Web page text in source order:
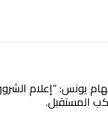
يونس: “إعلام
المستقبل.